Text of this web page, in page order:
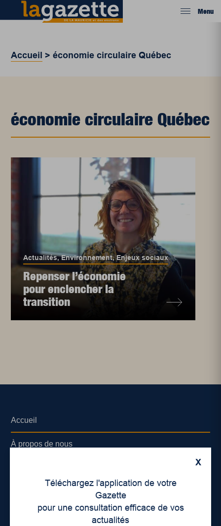
Menu
Accueil >économie circulaire Québec
économie circulaire Québec
Actualités,Environnement,Enjeux sociaux
Repenser l’économie
pour enclencher la
transition
X
Téléchargez l'application de votre
Gazette
pour une consultation efficace de vos
actualités
Accueil
À propos de nous
Lieux de distribution